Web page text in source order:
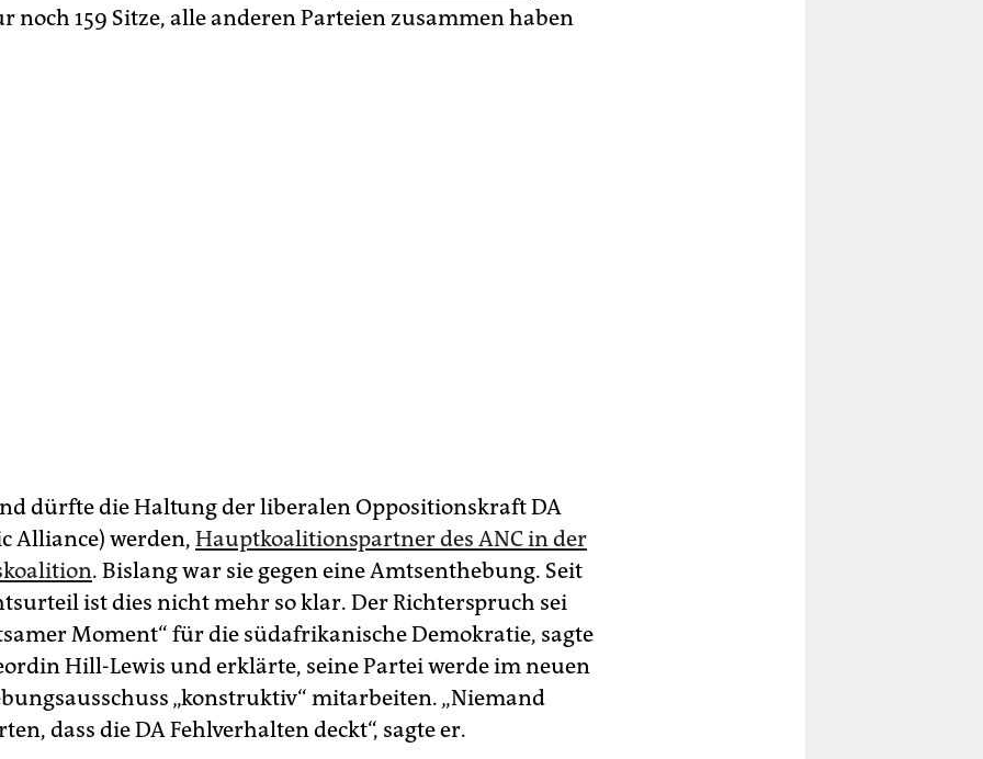
noch 159 Sitze, alle anderen Parteien zusammen haben
dürfte die Haltung der liberalen Oppositionskraft DA
Alliance) werden, Hauptkoalitionspartner des ANC in der
. Bislang war sie gegen eine Amtsenthebung. Seit
ist dies nicht mehr so klar. Der Richterspruch sei
Moment“ für die südafrikanische Demokratie, sagte
Hill-Lewis und erklärte, seine Partei werde im neuen
„konstruktiv“ mitarbeiten. „Niemand
dass die DA Fehlverhalten deckt“, sagte er.